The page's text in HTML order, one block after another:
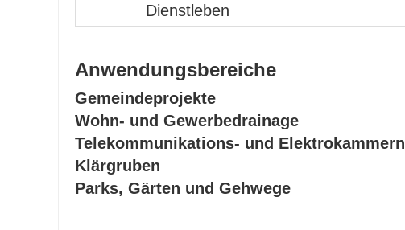
Dienstleben
Anwendungsbereiche
Gemeindeprojekte
Wohn- und Gewerbedrainage
Telekommunikations- und Elektrokammern
Klärgruben
Parks, Gärten und Gehwege